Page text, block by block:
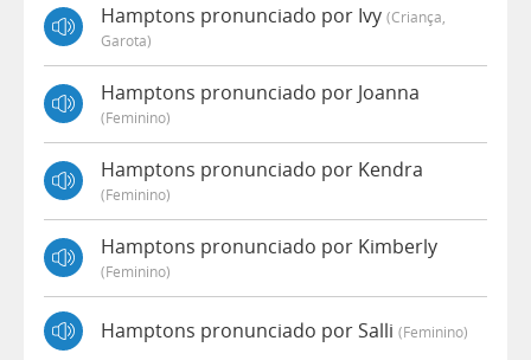
Hamptons pronunciado por Ivy (criança,
Garota)
Hamptons pronunciado por Joanna
(feminino)
Hamptons pronunciado por Kendra
(feminino)
Hamptons pronunciado por Kimberly
(feminino)
Hamptons pronunciado por Salli (feminino)